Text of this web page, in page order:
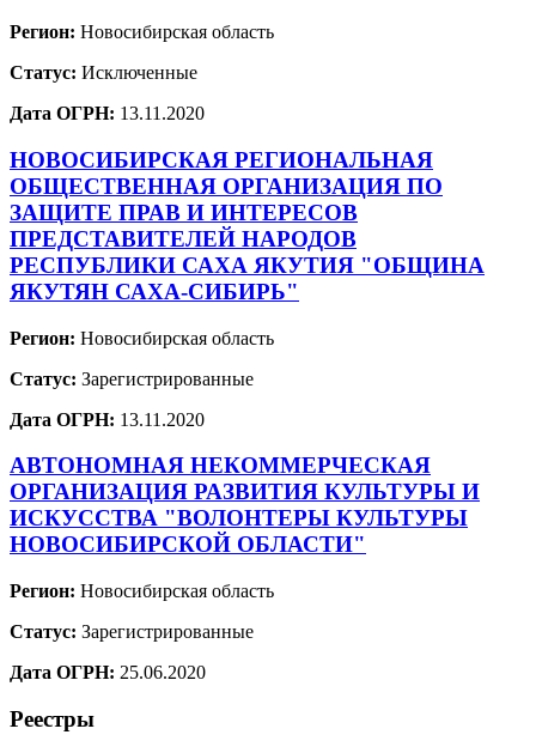
Регион: Новосибирская область
Статус: Исключенные
Дата ОГРН: 13.11.2020
НОВОСИБИРСКАЯ РЕГИОНАЛЬНАЯ
ОБЩЕСТВЕННАЯ ОРГАНИЗАЦИЯ ПО
ЗАЩИТЕ ПРАВ И ИНТЕРЕСОВ
ПРЕДСТАВИТЕЛЕЙ НАРОДОВ
РЕСПУБЛИКИ САХА ЯКУТИЯ "ОБЩИНА
ЯКУТЯН САХА-СИБИРЬ"
Регион: Новосибирская область
Статус: Зарегистрированные
Дата ОГРН: 13.11.2020
АВТОНОМНАЯ НЕКОММЕРЧЕСКАЯ
ОРГАНИЗАЦИЯ РАЗВИТИЯ КУЛЬТУРЫ И
ИСКУССТВА "ВОЛОНТЕРЫ КУЛЬТУРЫ
НОВОСИБИРСКОЙ ОБЛАСТИ"
Регион: Новосибирская область
Статус: Зарегистрированные
Дата ОГРН: 25.06.2020
Реестры